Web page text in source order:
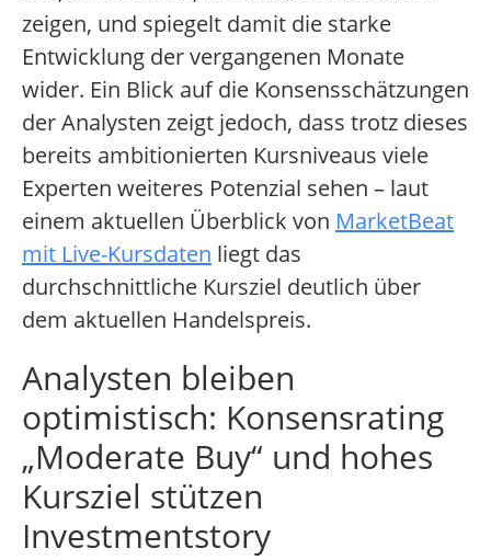
zeigen, und spiegelt damit die starke
Entwicklung der vergangenen Monate
wider. Ein Blick auf die Konsensschätzungen
der Analysten zeigt jedoch, dass trotz dieses
bereits ambitionierten Kursniveaus viele
Experten weiteres Potenzial sehen – laut
einem aktuellen Überblick von MarketBeat
mit Live-Kursdaten liegt das
durchschnittliche Kursziel deutlich über
dem aktuellen Handelspreis.
Analysten bleiben
optimistisch: Konsensrating
„Moderate Buy“ und hohes
Kursziel stützen
Investmentstory